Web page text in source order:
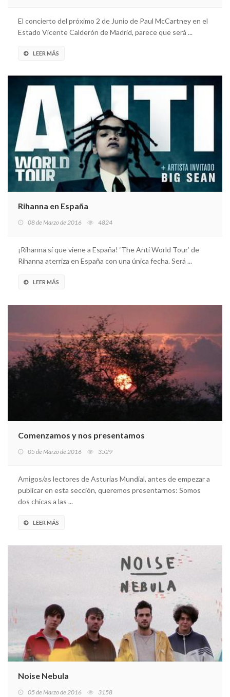
El concierto del próximo 2 de Junio de Paul McCartney en el
Estado Vicente Calderón de Madrid, parece que será ...
LEER MÁS
Rihanna en España
08 de Marzo de 2016 4824
¡Rihanna sí que viene a España! ‘The Anti World Tour’ de
Rihanna aterriza en España con una única fecha. Será ...
LEER MÁS
Comenzamos y nos presentamos
05 de Marzo de 2016 3529
Amigos/as lectores de Asturias Mundial, antes de empezar a
publicar en esta sección, queremos presentarnos: Somos
dos chicas a las ...
LEER MÁS
Noise Nebula
05 de Marzo de 2016 3158